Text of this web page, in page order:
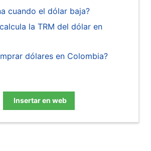
cuando el dólar baja?
la TRM del dólar en
dólares en Colombia?
Insertar en web